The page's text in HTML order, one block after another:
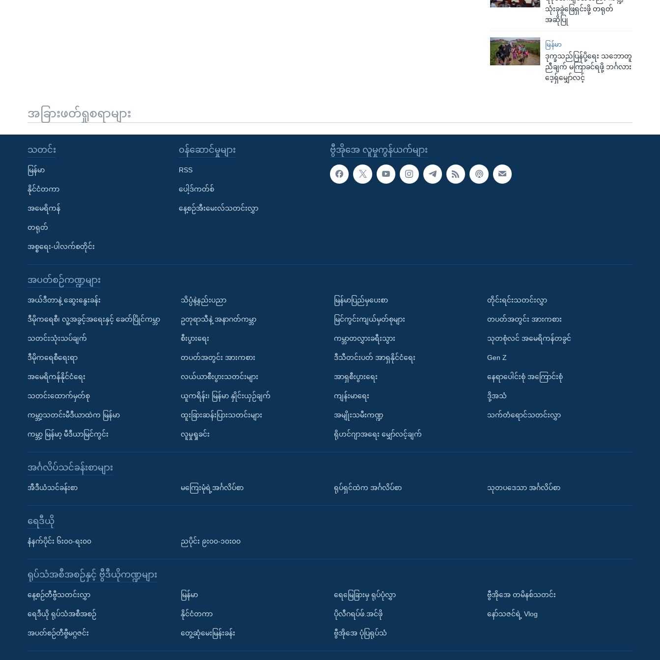
သုံးခုခွဲဖြေရှင်းဖို့ တရုတ်
အဆိုပြု
မြန်မာ
ဒုက္ခသည်ပြန်ပို့ရေး သဘောတူ
ညီချက် မကြာခင်ရဖို့ ဘင်္ဂလား
ဒေ့ရှ်မျှော်လင့်
အခြားဖတ်ရှုစရာများ
ဗွီအိုအေ လူမှုကွန်ယက်များ
သတင်း
မြန်မာ
နိုင်ငံတကာ
အမေရိကန်
တရုတ်
အစ္စရေး-ပါလက်စတိုင်း
၀န်ဆောင်မှုများ
RSS
ပေါ့ဒ်ကတ်စ်
နေ့စဉ်အီးမေးလ်သတင်းလွှာ
အပတ်စဉ်ကဏ္ဍများ
အယ်ဒီတာနဲ့ ဆွေးနွေးခန်း
ဒီမိုကရေစီ၊ လူ့အခွင့်အရေးနှင့် ခေတ်ပြိုင်ကမ္ဘာ
သတင်းသုံးသပ်ချက်
ဒီမိုကရေစီရေးရာ
အမေရိကန်နိုင်ငံရေး
သတင်းထောက်မှတ်စု
ကမ္ဘာ့သတင်းမီဒီယာထဲက မြန်မာ
ကမ္ဘာ့ မြန်မာ့ မီဒီယာမြင်ကွင်း
သိပ္ပံနဲ့နည်းပညာ
ဥတုရာသီနဲ့ အနာဂတ်ကမ္ဘာ
စီးပွားရေး
တပတ်အတွင်း အားကစား
လယ်ယာစီးပွားသတင်းများ
ယူကရိန်း၊ မြန်မာ နှိုင်းယှဉ်ချက်
ထူးခြားဆန်းပြားသတင်းများ
လူမှုရှုခင်း
မြန်မာပြည်မှပေးစာ
မြင်ကွင်းကျယ်မှတ်စုများ
ကမ္ဘာတလွှားခရီးသွား
ဒီသီတင်းပတ် အာရှနိုင်ငံရေး
အာရှစီးပွားရေး
ကျန်းမာရေး
အမျိုးသမီးကဏ္ဍ
ရိုဟင်ဂျာအရေး မျှော်လင့်ချက်
တိုင်းရင်းသတင်းလွှာ
တပတ်အတွင်း အားကစား
သုတစုံလင် အမေရိကန်တခွင်
Gen Z
နေရာပေါင်းစုံ အကြောင်းစုံ
ဒို့အသံ
သက်တံရောင်သတင်းလွှာ
အင်္ဂလိပ်သင်ခန်းစာများ
အီဒီယံသင်ခန်းစာ မကြေးမုံရဲ့အင်္ဂလိပ်စာ ရုပ်ရှင်ထဲက အင်္ဂလိပ်စာ သုတပဒေသာ အင်္ဂလိပ်စာ
ရေဒီယို
နံနက်ပိုင်း ၆း၀၀-ရး၀၀ ညပိုင်း ၉း၀၀-၁၀း၀၀
ရုပ်သံအစီအစဉ်နှင့် ဗွီဒီယိုကဏ္ဍများ
နေ့စဉ်တီဗွီသတင်းလွှာ
ရေဒီယို ရုပ်သံအစီအစဉ်
အပတ်စဉ်တီဗွီမဂ္ဂဇင်း
မြန်မာ
နိုင်ငံတကာ
တွေ့ဆုံမေးမြန်းခန်း
ရေမြေခြားမှ ရုပ်ပုံလွှာ
ပိုလီဂရပ်ဖ်.အင်ဖို
ဗွီအိုအေ ပုံပြရုပ်သံ
ဗွီအိုအေ တမိနစ်သတင်း
နော်သဇင်ရဲ့ Vlog